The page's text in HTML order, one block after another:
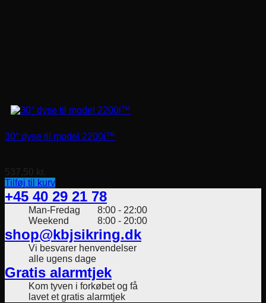
30° dyse til model 2200i™
537,50 kr.
Tilføj til kurv
+45 40 29 21 78
Man-Fredag
8:00 - 22:00
Weekend
8:00 - 20:00
shop@kbjsikring.dk
Vi besvarer henvendelser
alle ugens dage
Gratis alarmtjek
Kom tyven i forkøbet og få
lavet et gratis alarmtjek